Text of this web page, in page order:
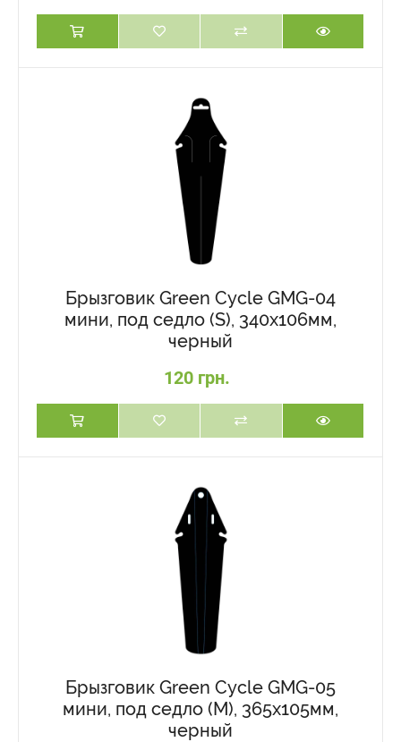
Брызговик Green Cycle GMG-04
мини, под седло (S), 340x106мм,
черный
120 грн.
Брызговик Green Cycle GMG-05
мини, под седло (M), 365х105мм,
черный